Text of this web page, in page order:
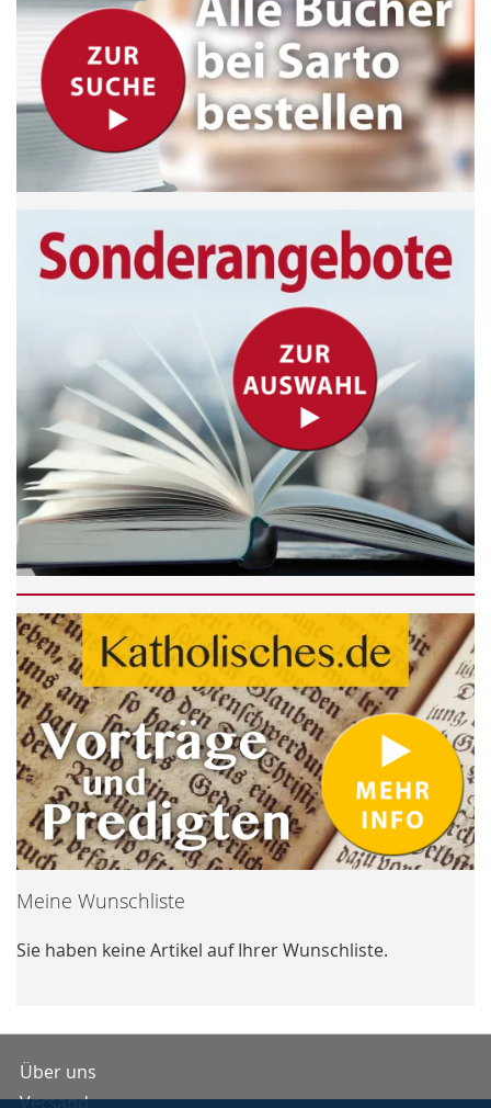
Meine Wunschliste
Sie haben keine Artikel auf Ihrer Wunschliste.
Über uns
Versand